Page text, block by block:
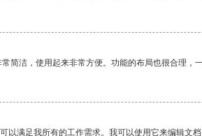
简洁，使用起来非常方便。功能的布局也很合理，一
以满足我所有的工作需求。我可以使用它来编辑文